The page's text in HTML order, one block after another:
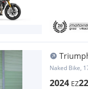
Naked Bike,
2024 EZ